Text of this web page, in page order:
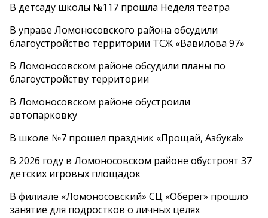
В детсаду школы №117 прошла Неделя театра
В управе Ломоносовского района обсудили
благоустройство территории ТСЖ «Вавилова 97»
В Ломоносовском районе обсудили планы по
благоустройству территории
В Ломоносовском районе обустроили
автопарковку
В школе №7 прошел праздник «Прощай, Азбука!»
В 2026 году в Ломоносовском районе обустроят 37
детских игровых площадок
В филиале «Ломоносовский» СЦ «Оберег» прошло
занятие для подростков о личных целях